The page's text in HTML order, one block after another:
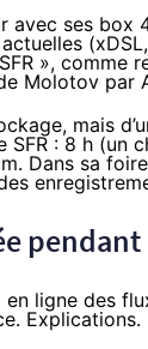
avec ses
SFR », comme
Molotov par
mais
SFR : 8 h (un
Dans sa
ligne des
Explications.